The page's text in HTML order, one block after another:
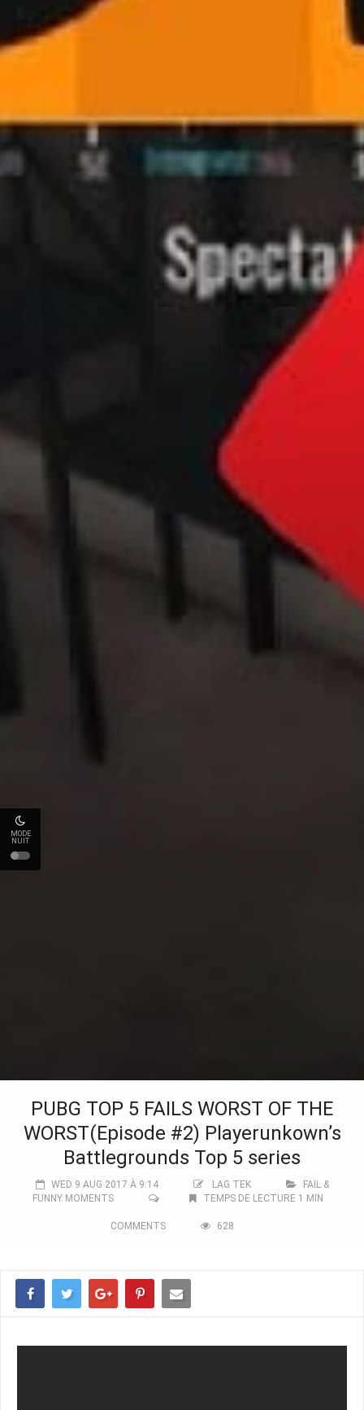
MODE
NUIT
PUBG TOP 5 FAILS WORST OF THE
WORST(Episode #2) Playerunkown’s
Battlegrounds Top 5 series
WED 9 AUG 2017 À 9:14 LAG TEK
FAIL &
FUNNY MOMENTS
TEMPS DE LECTURE 1 MIN
COMMENTS 628